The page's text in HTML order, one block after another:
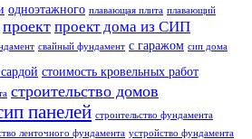
одноэтажного плавающая плита плавающий
проект проект дома из СИП
свайный фундамент с гаражом сип дома
стоимость кровельных работ
строительство домов
панелей строительство фундамента
ленточного фундамента устройство фундамента